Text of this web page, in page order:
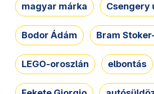
magyar márka Csengery
Bodor Ádám Bram
LEGO-oroszlán elbontás